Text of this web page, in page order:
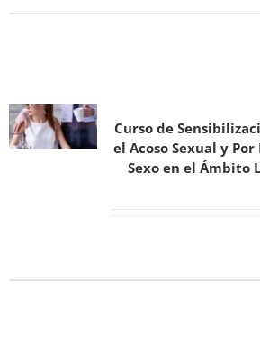
Curso de
el Acoso Sexual y Por
Sexo en el Ámbito